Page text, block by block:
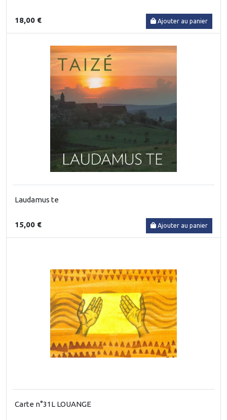
18,00 € Ajouter au panier
Laudamus te
15,00 € Ajouter au panier
Carte n°31L LOUANGE